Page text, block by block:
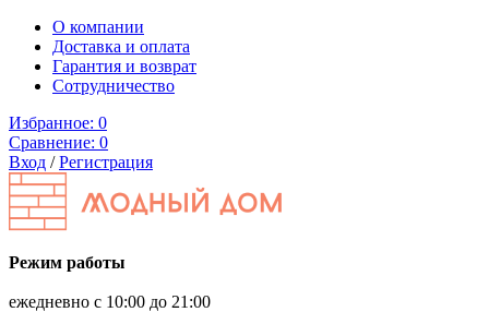
О компании
Доставка и оплата
Гарантия и возврат
Сотрудничество
Избранное: 0
Сравнение: 0
Вход /Регистрация
Режим работы
ежедневно с 10:00 до 21:00